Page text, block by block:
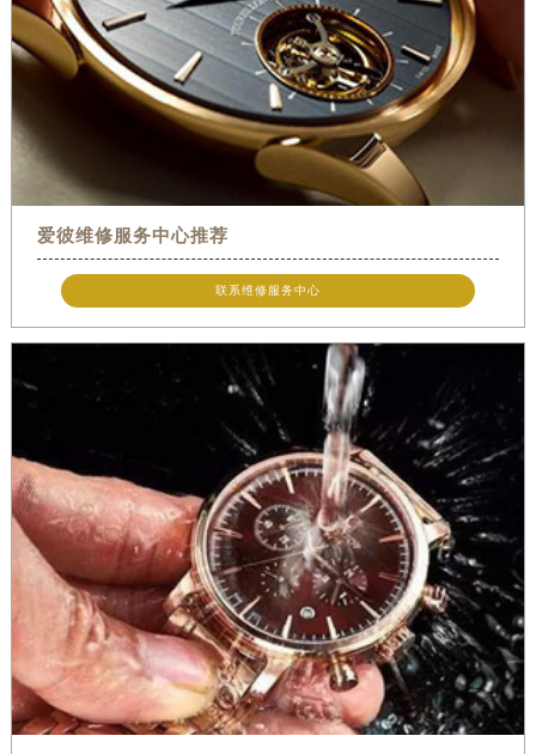
爱彼维修服务中心推荐
联系维修服务中心